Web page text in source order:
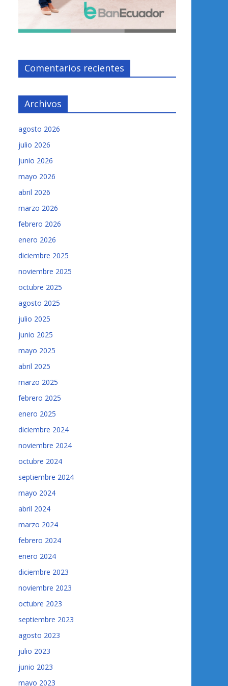
Comentarios recientes
Archivos
agosto 2026
julio 2026
junio 2026
mayo 2026
abril 2026
marzo 2026
febrero 2026
enero 2026
diciembre 2025
noviembre 2025
octubre 2025
agosto 2025
julio 2025
junio 2025
mayo 2025
abril 2025
marzo 2025
febrero 2025
enero 2025
diciembre 2024
noviembre 2024
octubre 2024
septiembre 2024
mayo 2024
abril 2024
marzo 2024
febrero 2024
enero 2024
diciembre 2023
noviembre 2023
octubre 2023
septiembre 2023
agosto 2023
julio 2023
junio 2023
mayo 2023